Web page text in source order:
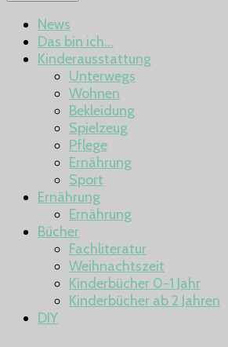
News
Das bin ich…
Kinderausstattung
Unterwegs
Wohnen
Bekleidung
Spielzeug
Pflege
Ernährung
Sport
Ernährung
Ernährung
Bücher
Fachliteratur
Weihnachtszeit
Kinderbücher 0-1 Jahr
Kinderbücher ab 2 Jahren
DIY